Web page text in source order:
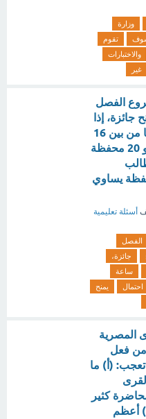
وزارة
تقوم
والاختبارات
غير
الفصل
جائزة، إذا
اختيرت الجائزة عشوائيا من بين 16
ساعة يد و 10 نظارات و 20 محفظة
يساوي
أسئلة تعليمية
الفصل
جائزة،
ساعة
احتمال
يمنح
المصرية
من فعل
(أ) ما
كثير
أعظم